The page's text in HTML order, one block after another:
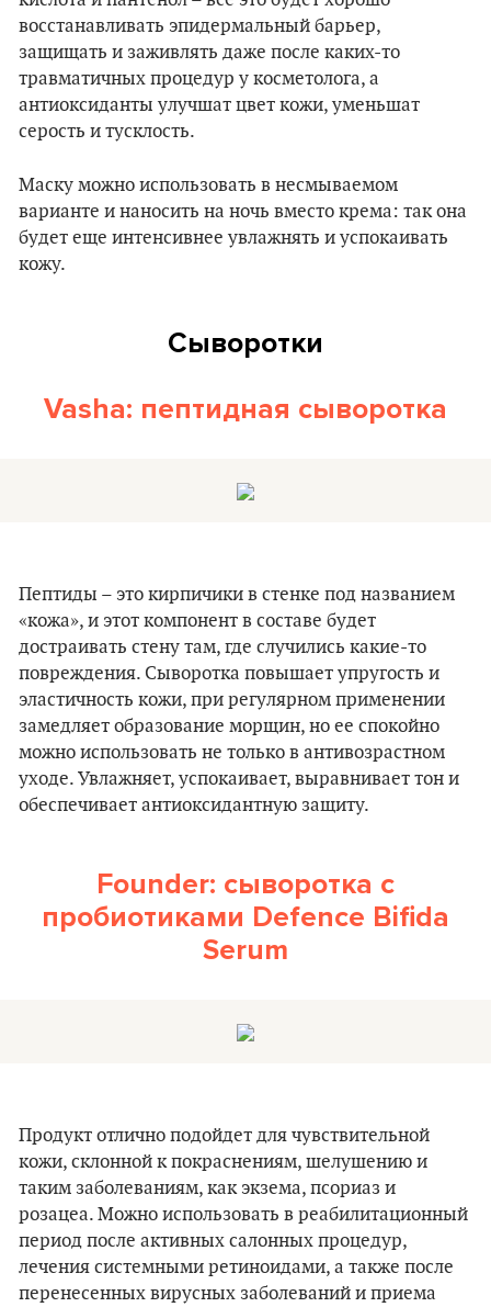
восстанавливать эпидермальный барьер,
защищать и заживлять даже после каких-то
травматичных процедур у косметолога, а
антиоксиданты улучшат цвет кожи, уменьшат
серость и тусклость.
Маску можно использовать в несмываемом
варианте и наносить на ночь вместо крема: так она
будет еще интенсивнее увлажнять и успокаивать
кожу.
Сыворотки
Vasha: пептидная сыворотка
Пептиды – это кирпичики в стенке под названием
«кожа», и этот компонент в составе будет
достраивать стену там, где случились какие-то
повреждения. Сыворотка повышает упругость и
эластичность кожи, при регулярном применении
замедляет образование морщин, но ее спокойно
можно использовать не только в антивозрастном
уходе. Увлажняет, успокаивает, выравнивает тон и
обеспечивает антиоксидантную защиту.
Founder: сыворотка с
пробиотиками Defence Bifida
Serum
Продукт отлично подойдет для чувствительной
кожи, склонной к покраснениям, шелушению и
таким заболеваниям, как экзема, псориаз и
розацеа. Можно использовать в реабилитационный
период после активных салонных процедур,
лечения системными ретиноидами, а также после
перенесенных вирусных заболеваний и приема